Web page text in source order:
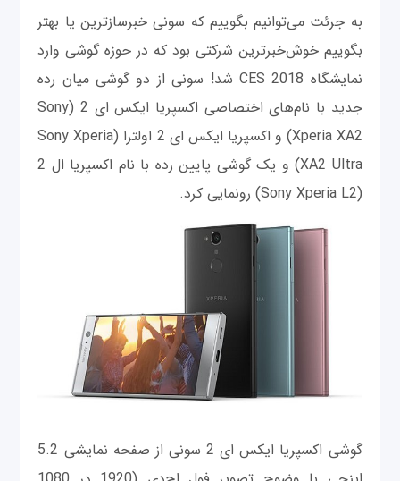
به جرئت می‌توانیم بگوییم که سونی خبرسازترین یا بهتر
بگوییم خوش‌خبر‌ترین شرکتی بود که در حوزه گوشی وارد
نمایشگاه CES 2018 شد! سونی از دو گوشی میان رده
جدید با نام‌های اختصاصی اکسپریا ایکس ای 2 (Sony
Xperia XA2) و اکسپریا ایکس ای 2 اولترا (Sony Xperia
XA2 Ultra) و یک گوشی پایین رده با نام اکسپریا ال 2
(Sony Xperia L2) رونمایی کرد.
گوشی اکسپریا ایکس ای 2 سونی از صفحه نمایشی 5.2